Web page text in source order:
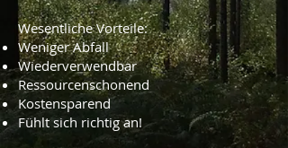
Wesentliche Vorteile:
Weniger Abfall
Wiederverwendbar
Ressourcenschonend
Kostensparend
Fühlt sich richtig an!